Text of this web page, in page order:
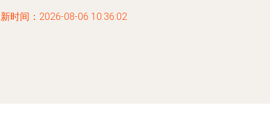
时间：2026-08-06 10:36:02